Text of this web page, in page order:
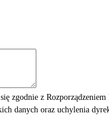
zgodnie z
danych oraz uchylenia